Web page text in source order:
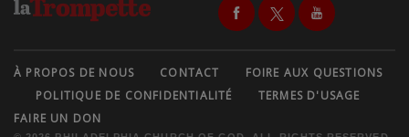
À PROPOS DE NOUS CONTACT
FOIRE AUX QUESTIONS
POLITIQUE DE CONFIDENTIALITÉ
TERMES D'USAGE
FAIRE UN DON